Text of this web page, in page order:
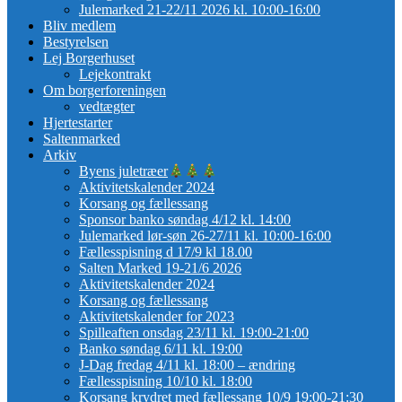
Julemarked 21-22/11 2026 kl. 10:00-16:00
Bliv medlem
Bestyrelsen
Lej Borgerhuset
Lejekontrakt
Om borgerforeningen
vedtægter
Hjertestarter
Saltenmarked
Arkiv
Byens juletræer
Aktivitetskalender 2024
Korsang og fællessang
Sponsor banko søndag 4/12 kl. 14:00
Julemarked lør-søn 26-27/11 kl. 10:00-16:00
Fællesspisning d 17/9 kl 18.00
Salten Marked 19-21/6 2026
Aktivitetskalender 2024
Korsang og fællessang
Aktivitetskalender for 2023
Spilleaften onsdag 23/11 kl. 19:00-21:00
Banko søndag 6/11 kl. 19:00
J-Dag fredag 4/11 kl. 18:00 – ændring
Fællesspisning 10/10 kl. 18:00
Korsang krydret med fællessang 10/9 19:00-21:30